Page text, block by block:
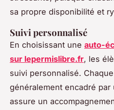
sa propre disponibilité et
Suivi personnalisé
En choisissant une auto-
sur lepermislibre.fr, les
suivi personnalisé.
généralement encadré
assure un